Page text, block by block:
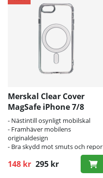
Merskal Clear Cover
MagSafe iPhone 7/8
- Nästintill osynligt mobilskal
- Framhäver mobilens
originaldesign
- Bra skydd mot smuts och repor
148 kr 295 kr
Ordinarie pris: